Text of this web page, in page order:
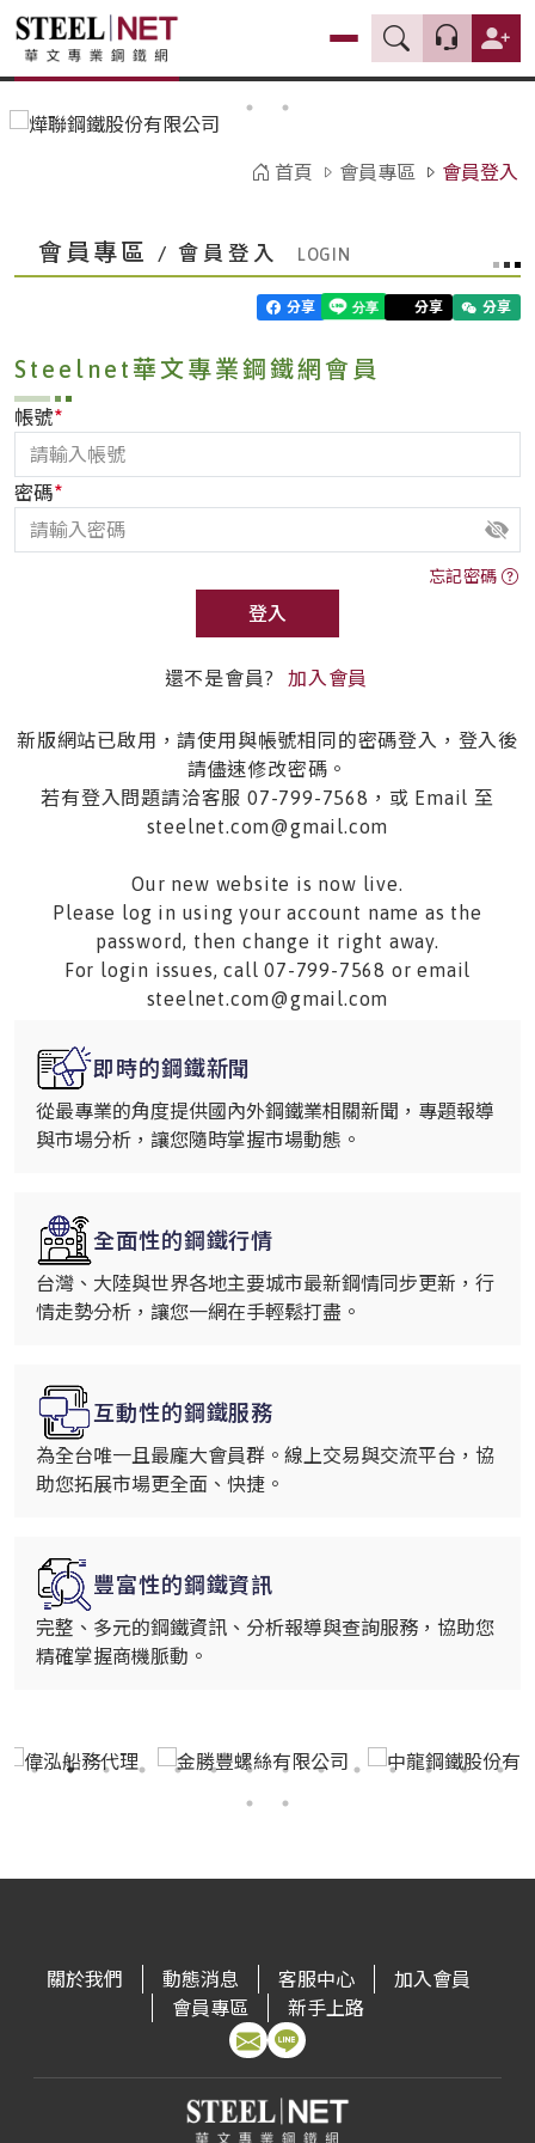
首頁 會員專區 會員登入
會員專區 / 會員登入
分享 分享 分享
Steelnet華文專業鋼鐵網會員
帳號*
密碼*
忘記密碼
登入
還不是會員? 加入會員
新版網站已啟用，請使用與帳號相同的密碼登入，登入後
請儘速修改密碼。
若有登入問題請洽客服 07-799-7568，或 Email 至
steelnet.com@gmail.com
Our new website is now live.
Please log in using your account name as the
password, then change it right away.
For login issues, call 07-799-7568 or email
steelnet.com@gmail.com
即時的鋼鐵新聞
從最專業的角度提供國內外鋼鐵業相關新聞，專題報導
與市場分析，讓您隨時掌握市場動態。
全面性的鋼鐵行情
台灣、大陸與世界各地主要城市最新鋼情同步更新，行
情走勢分析，讓您一網在手輕鬆打盡。
互動性的鋼鐵服務
為全台唯一且最龐大會員群。線上交易與交流平台，協
助您拓展市場更全面、快捷。
豐富性的鋼鐵資訊
完整、多元的鋼鐵資訊、分析報導與查詢服務，協助您
精確掌握商機脈動。
關於我們 動態消息 客服中心
加入會員
會員專區
新手上路